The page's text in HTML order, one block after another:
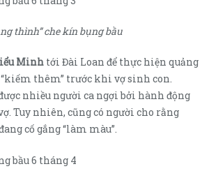
thình” che kín bụng bầu
Minh tới Đài Loan để thực hiện quảng
thêm” trước khi vợ sinh con.
nhiều người ca ngợi bởi hành động
Tuy nhiên, cũng có người cho rằng
cố gắng “làm màu”.